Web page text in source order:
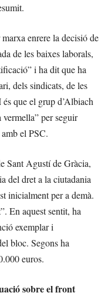
enrere la decisió de
de les baixes laborals,
i ha dit que ha
dels sindicats, de les
que el grup d’Albiach
per seguir
el PSC.
Sant Agustí de Gràcia,
del dret a la ciutadania
inicialment per a demà.
En aquest sentit, ha
exemplar i
bloc. Segons ha
euros.
sobre el front